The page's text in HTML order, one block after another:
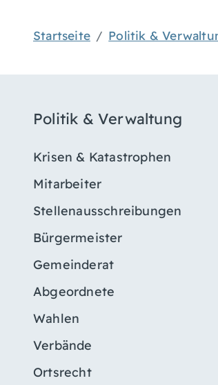
Startseite Politik &
Politik & Verwaltung
Krisen & Katastrophen
Mitarbeiter
Stellenausschreibungen
Bürgermeister
Gemeinderat
Abgeordnete
Wahlen
Verbände
Ortsrecht